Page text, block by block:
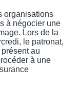
organisations
à négocier une
Lors de la
le patronat,
au
à une